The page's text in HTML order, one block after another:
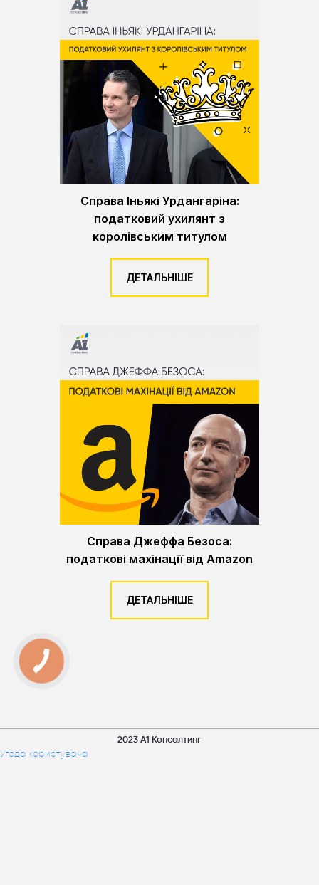
Справа Іньякі Урдангаріна:
податковий ухилянт з
королівським титулом
ДЕТАЛЬНІШЕ
Справа Джеффа Безоса:
податкові махінації від Amazon
ДЕТАЛЬНІШЕ
2023 А1 Консалтинг
Угода користувача